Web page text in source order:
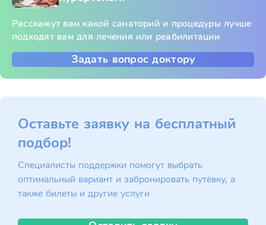
Расскажут вам какой санаторий и процедуры лучше
подходят вам для лечения или реабилитации
Задать вопрос доктору
Оставьте заявку на бесплатный
подбор!
Специалисты поддержки помогут выбрать
оптимальный вариант и забронировать путёвку, а
также билеты и другие услуги